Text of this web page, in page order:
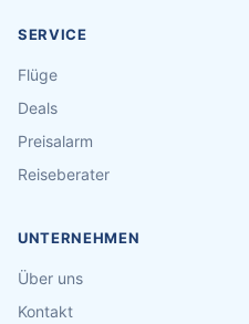
SERVICE
Flüge
Deals
Preisalarm
Reiseberater
UNTERNEHMEN
Über uns
Kontakt